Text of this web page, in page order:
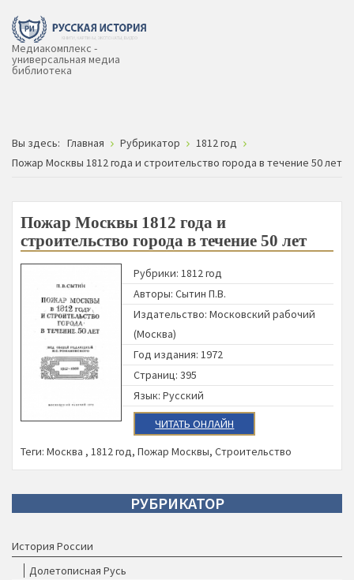
Медиакомплекс -
универсальная медиа
библиотека
Вы здесь: Главная Рубрикатор
1812 год
Пожар Москвы 1812 года и строительство города в течение 50 лет
Пожар Москвы 1812 года и
строительство города в течение 50 лет
Рубрики:1812 год
Авторы:Сытин П.В.
Издательство:Московский рабочий
(Москва)
Год издания: 1972
Страниц: 395
Язык: Русский
ЧИТАТЬ ОНЛАЙН
Теги: Москва , 1812 год, Пожар Москвы, Строительство
РУБРИКАТОР
История России
Долетописная Русь